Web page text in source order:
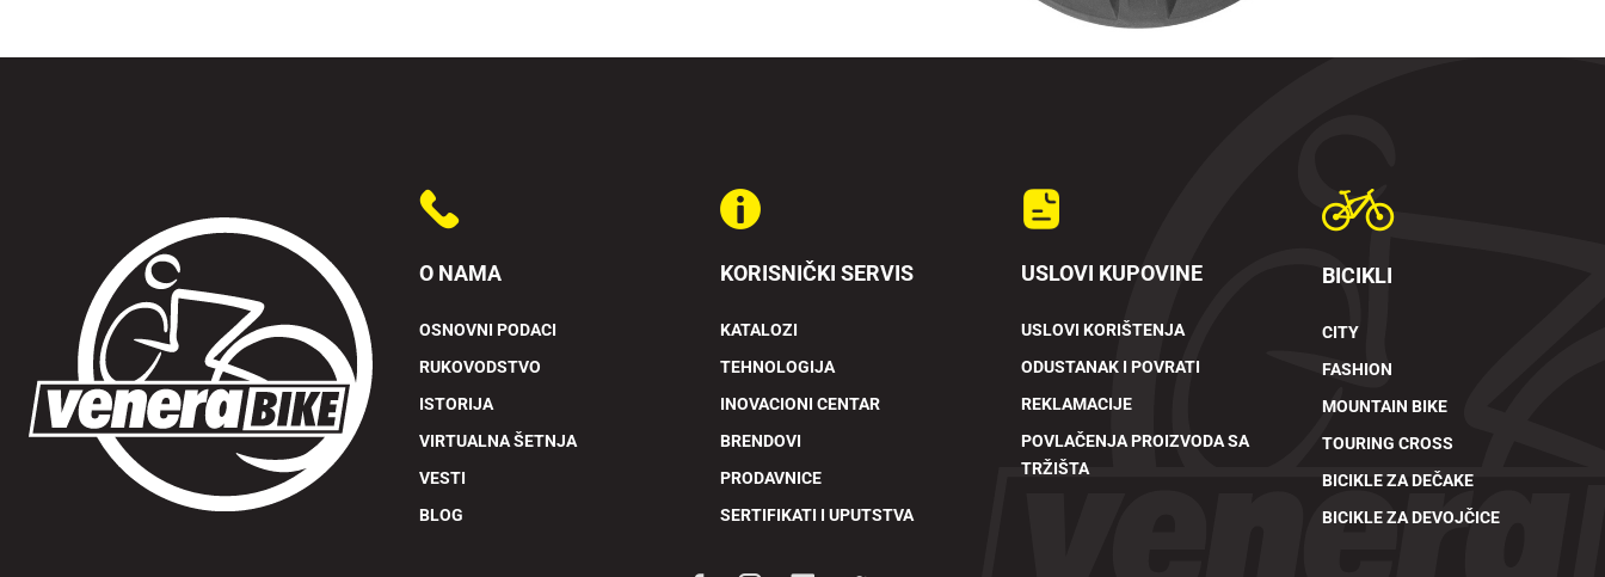
O NAMA
OSNOVNI PODACI
RUKOVODSTVO
ISTORIJA
VIRTUALNA ŠETNJA
VESTI
BLOG
KORISNIČKI SERVIS
KATALOZI
TEHNOLOGIJA
INOVACIONI CENTAR
BRENDOVI
PRODAVNICE
SERTIFIKATI I UPUTSTVA
USLOVI KUPOVINE
USLOVI KORIŠTENJA
ODUSTANAK I POVRATI
REKLAMACIJE
POVLAČENJA PROIZVODA SA
TRŽIŠTA
BICIKLI
CITY
FASHION
MOUNTAIN BIKE
TOURING CROSS
BICIKLE ZA DEČAKE
BICIKLE ZA DEVOJČICE